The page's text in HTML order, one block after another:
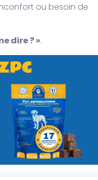
ou besoin de
dire ? ».